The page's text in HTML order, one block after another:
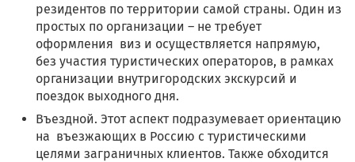
резидентов по территории самой страны. Один из
простых по организации – не требует
оформления виз и осуществляется напрямую,
без участия туристических операторов, в рамках
организации внутригородских экскурсий и
поездок выходного дня.
Въездной. Этот аспект подразумевает ориентацию
на въезжающих в Россию с туристическими
целями заграничных клиентов. Также обходится